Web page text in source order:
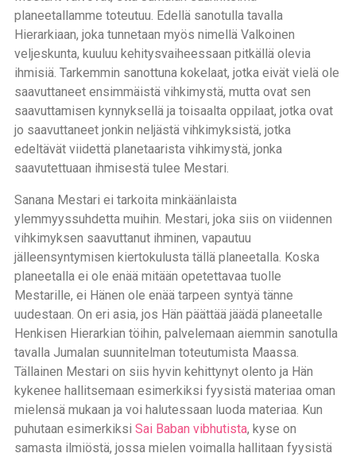
planeetallamme toteutuu. Edellä sanotulla tavalla
Hierarkiaan, joka tunnetaan myös nimellä Valkoinen
veljeskunta, kuuluu kehitysvaiheessaan pitkällä olevia
ihmisiä. Tarkemmin sanottuna kokelaat, jotka eivät vielä ole
saavuttaneet ensimmäistä vihkimystä, mutta ovat sen
saavuttamisen kynnyksellä ja toisaalta oppilaat, jotka ovat
jo saavuttaneet jonkin neljästä vihkimyksistä, jotka
edeltävät viidettä planetaarista vihkimystä, jonka
saavutettuaan ihmisestä tulee Mestari.
Sanana Mestari ei tarkoita minkäänlaista
ylemmyyssuhdetta muihin. Mestari, joka siis on viidennen
vihkimyksen saavuttanut ihminen, vapautuu
jälleensyntymisen kiertokulusta tällä planeetalla. Koska
planeetalla ei ole enää mitään opetettavaa tuolle
Mestarille, ei Hänen ole enää tarpeen syntyä tänne
uudestaan. On eri asia, jos Hän päättää jäädä planeetalle
Henkisen Hierarkian töihin, palvelemaan aiemmin sanotulla
tavalla Jumalan suunnitelman toteutumista Maassa.
Tällainen Mestari on siis hyvin kehittynyt olento ja Hän
kykenee hallitsemaan esimerkiksi fyysistä materiaa oman
mielensä mukaan ja voi halutessaan luoda materiaa. Kun
puhutaan esimerkiksi Sai Baban vibhutista, kyse on
samasta ilmiöstä, jossa mielen voimalla hallitaan fyysistä